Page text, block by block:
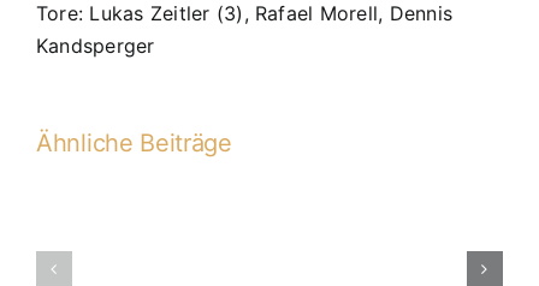
Tore: Lukas Zeitler (3), Rafael Morell, Dennis
Kandsperger
Ähnliche Beiträge
Kareth-